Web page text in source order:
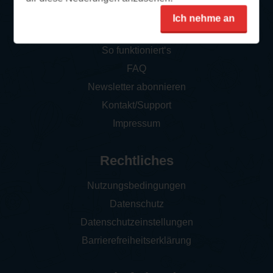
Ich nehme an
So funktioniert‘s
FAQ
Newsletter abonnieren
Kontakt/Support
Impressum
Rechtliches
Nutzungsbedingungen
Datenschutz
Datenschutzeinstellungen
Barrierefreiheitserklärung